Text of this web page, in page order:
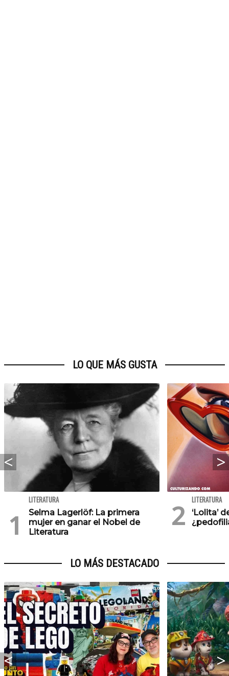
LO QUE MÁS GUSTA
LITERATURA
Selma Lagerlöf: La primera
mujer en ganar el Nobel de
Literatura
LITERATURA
‘Lolita’
LO MÁS DESTACADO